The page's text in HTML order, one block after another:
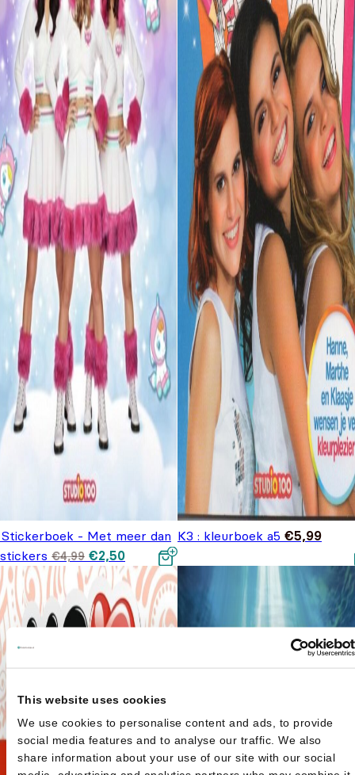
This website uses cookies
We use cookies to personalise content and ads, to provide
social media features and to analyse our traffic. We also
share information about your use of our site with our social
- Met meer dan
€4,99 Oorspronkelijke
prijs was:
€4,99.
€2,50Huidige
prijs is:
€2,50.
K3 : kleurboek a5 €5,99